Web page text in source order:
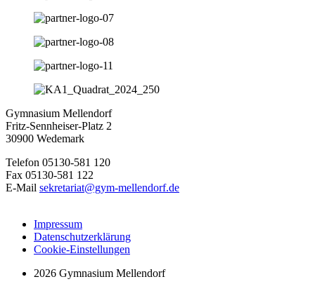
Gymnasium Mellendorf
Fritz-Sennheiser-Platz 2
30900 Wedemark
Telefon 05130-581 120
Fax 05130-581 122
E-Mail sekretariat@gym-mellendorf.de
Impressum
Datenschutzerklärung
Cookie-Einstellungen
2026 Gymnasium Mellendorf